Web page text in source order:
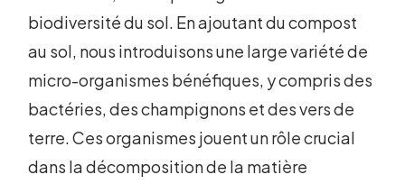
biodiversité du sol. En ajoutant du compost
au sol, nous introduisons une large variété de
micro-organismes bénéfiques, y compris des
bactéries, des champignons et des vers de
terre. Ces organismes jouent un rôle crucial
dans la décomposition de la matière